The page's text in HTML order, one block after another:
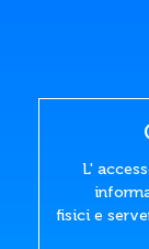
L'
fisici e